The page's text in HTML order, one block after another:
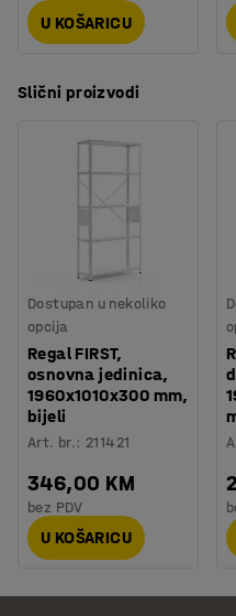
U KOŠARICU
Slični proizvodi
Dostupan u nekoliko
opcija
Regal FIRST,
osnovna jedinica,
1960x1010x300 mm,
bijeli
Art. br.: 211421
346,00 KM
bez PDV
U KOŠARICU